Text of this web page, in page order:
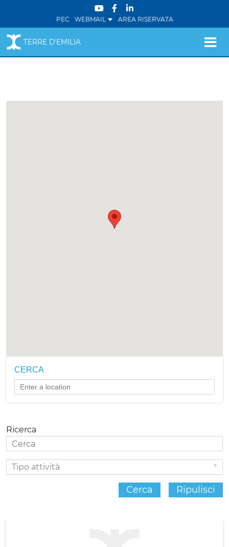
PEC WEBMAIL AREA RISERVATA
TERRE D'EMILIA
CERCA
Ricerca
Tipo
attività
Cerca Ripulisci